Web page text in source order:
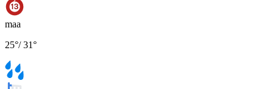
maa
25°/31°